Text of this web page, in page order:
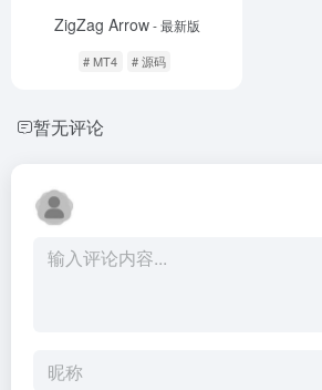
ZigZag Arrow- 最新版
# MT4 # 源码
暂无评论